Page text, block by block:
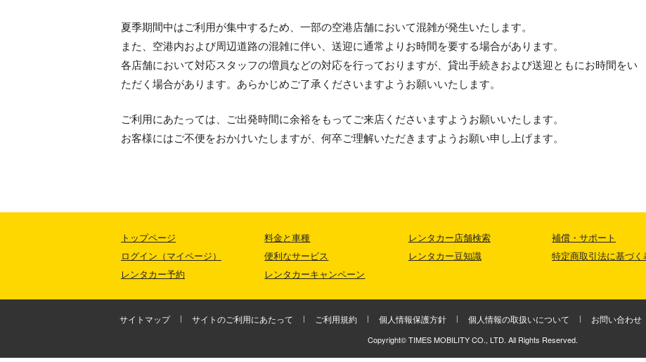
夏季期間中はご利用が集中するため、一部の空港店舗において混雑が発生いたします。
また、空港内および周辺道路の混雑に伴い、送迎に通常よりお時間を要する場合があります。
各店舗において対応スタッフの増員などの対応を行っておりますが、貸出手続きおよび送迎ともにお時間をい
ただく場合があります。あらかじめご了承くださいますようお願いいたします。
ご利用にあたっては、ご出発時間に余裕をもってご来店くださいますようお願いいたします。
お客様にはご不便をおかけいたしますが、何卒ご理解いただきますようお願い申し上げます。
トップページ
ログイン（マイページ）
レンタカー予約
料金と車種
便利なサービス
レンタカーキャンペーン
レンタカー店舗検索
レンタカー豆知識
補償・サポート
特定商取引法に基づく
サイトマップ サイトのご利用にあたって ご利用規約 個人情報保護方針 個人情報の取扱いについて お問い合わせ
Copyright© TIMES MOBILITY CO., LTD. All Rights Reserved.